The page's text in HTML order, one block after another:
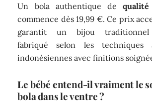
Un bola authentique de
commence dès 19,99 €. Ce prix
garantit un bijou traditionnel
fabriqué selon les techniques
indonésiennes avec finitions
Le bébé entend-il vraiment le
bola dans le ventre ?